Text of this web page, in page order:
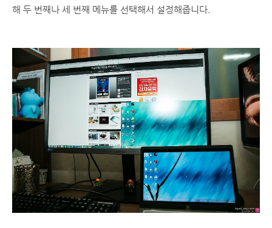
해 두 번째나 세 번째 메뉴를 선택해서 설정해줍니다.